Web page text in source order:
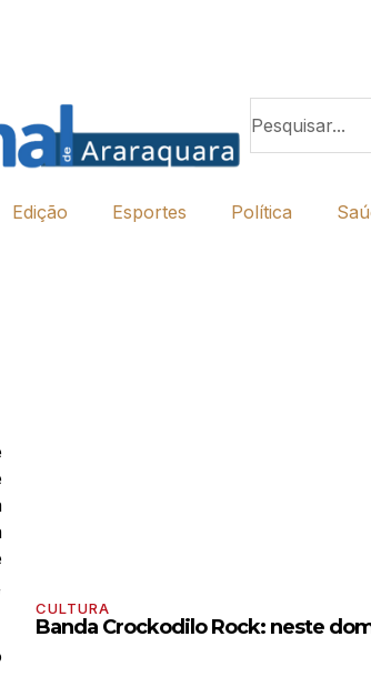
Edição Esportes Política
CULTURA
Banda Crockodilo Rock: neste